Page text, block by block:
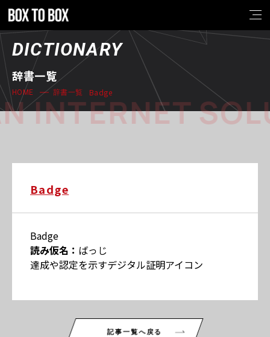
DICTIONARY
辞書一覧
HOME 辞書一覧 Badge
INTERNET
Badge
Badge
読み仮名： ばっじ
達成や認定を示すデジタル証明アイコン
記事一覧へ戻る